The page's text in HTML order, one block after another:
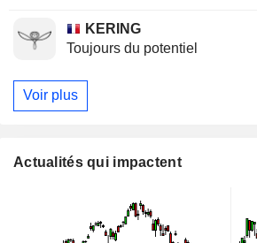
KERING
Toujours du potentiel
Voir plus
Actualités qui impactent